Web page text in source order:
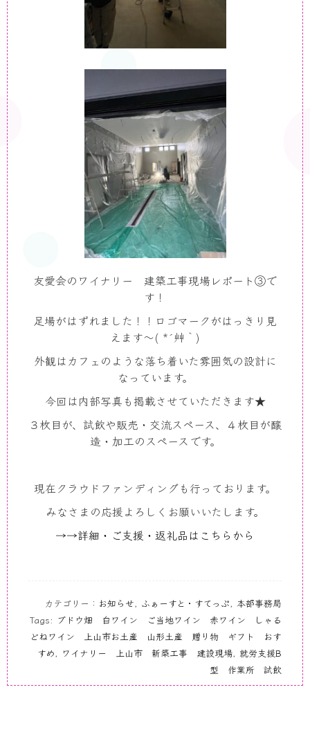
友愛会のワイナリー 建築工事現場レポート③で
す！
足場がはずれました！！ロゴマークがはっきり見
えます～( *´艸｀)
外観はカフェのような落ち着いた雰囲気の設計に
なっています。
今回は内部写真も掲載させていただきます★
３枚目が、試飲や販売・交流スペース、４枚目が醸
造・加工のスペースです。
現在クラウドファンディングも行っております。
みなさまの応援よろしくお願いいたします。
→→詳細・ご支援・返礼品はこちらから
カテゴリー： お知らせ, ふぁーすと・すてっぷ, 本部事務局
Tags: ブドウ畑 白ワイン ご当地ワイン 赤ワイン しゃる
どねワイン 上山市お土産 山形土産 贈り物 ギフト おす
すめ, ワイナリー 上山市 新築工事 建設現場, 就労支援B
型 作業所 試飲